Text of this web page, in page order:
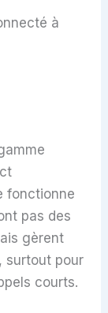
à
fonctionne
pas des
gèrent
surtout pour
courts.